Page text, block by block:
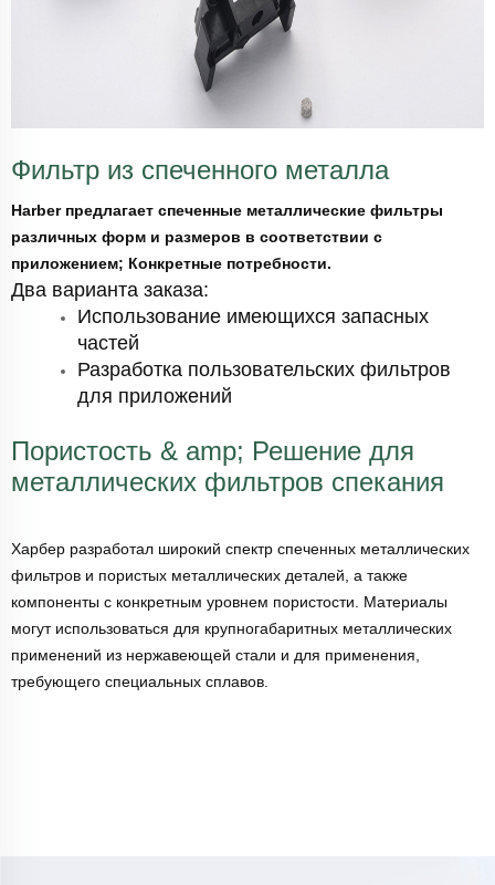
Фильтр из спеченного металла
Harber предлагает спеченные металлические фильтры
различных форм и размеров в соответствии с
приложением; Конкретные потребности.
Два варианта заказа:
Использование имеющихся запасных
частей
Разработка пользовательских фильтров
для приложений
Пористость & amp; Решение для
металлических фильтров спекания
Харбер разработал широкий спектр спеченных металлических
фильтров и пористых металлических деталей, а также
компоненты с конкретным уровнем пористости. Материалы
могут использоваться для крупногабаритных металлических
применений из нержавеющей стали и для применения,
требующего специальных сплавов.